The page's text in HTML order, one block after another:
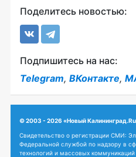
Поделитесь новостью:
Подпишитесь на нас:
Telegram, ВКонтакте,
© 2003 - 2026 «Новый
Свидетельство о регистрации СМИ:
Федеральной службой по надзору в
технологий и массовых коммуникаций